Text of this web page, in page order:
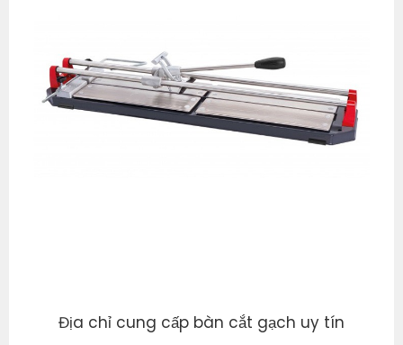
Địa chỉ cung cấp bàn cắt gạch uy tín